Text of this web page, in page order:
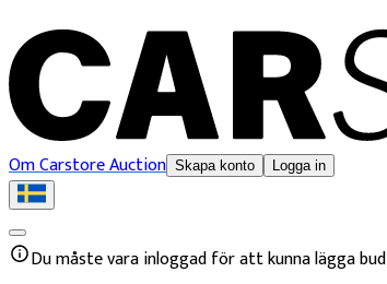
Om Carstore Auction Skapa konto Logga in
Du måste vara inloggad för att kunna lägga bud